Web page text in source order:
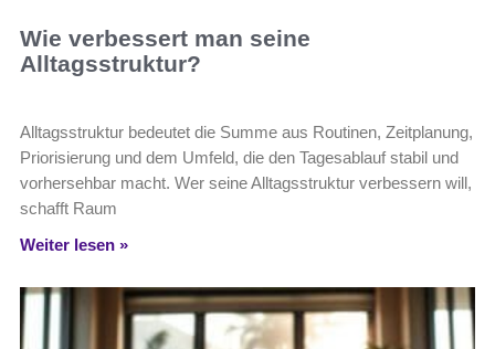
Wie verbessert man seine
Alltagsstruktur?
Alltagsstruktur bedeutet die Summe aus Routinen, Zeitplanung,
Priorisierung und dem Umfeld, die den Tagesablauf stabil und
vorhersehbar macht. Wer seine Alltagsstruktur verbessern will,
schafft Raum
Weiter lesen »